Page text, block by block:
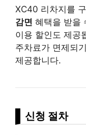
XC40 리차지를
감면 혜택을 받을
이용 할인도 제공
주차료가 면제되
제공합니다.
신청 절차